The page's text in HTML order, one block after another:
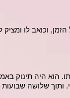
וכואב לו ומציק
הוא היה תינוק
ותוך שלושה